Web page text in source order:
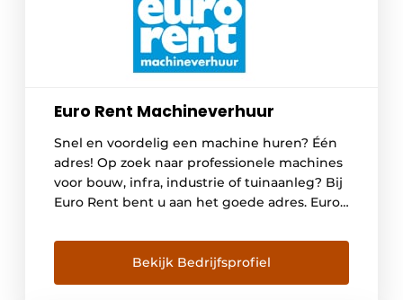
Euro Rent Machineverhuur
Snel en voordelig een machine huren? Één
adres! Op zoek naar professionele machines
voor bouw, infra, industrie of tuinaanleg? Bij
Euro Rent bent u aan het goede adres. Euro
van bedrijfsmachines voor de bouwsector en
industrie en is een verlengstuk van uw
bedrijf. Naast materieelpartner zijn we […]
Bekijk Bedrijfsprofiel